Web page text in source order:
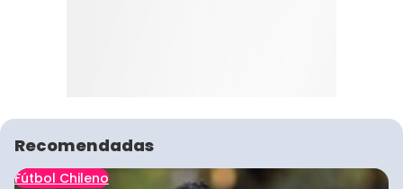
Recomendadas
Fútbol Chileno